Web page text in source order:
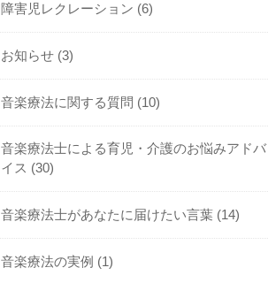
障害児レクレーション (6)
お知らせ (3)
音楽療法に関する質問 (10)
音楽療法士による育児・介護のお悩みアドバ
イス (30)
音楽療法士があなたに届けたい言葉 (14)
音楽療法の実例 (1)